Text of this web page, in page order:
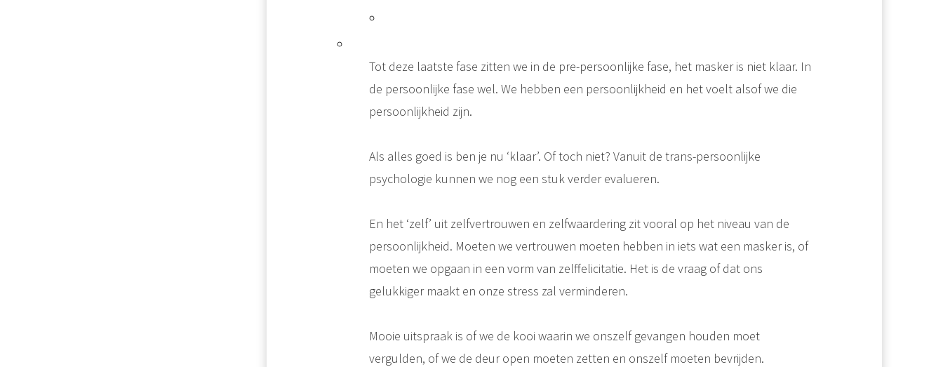
Tot deze laatste fase zitten we in de pre-persoonlijke fase, het masker is niet klaar. In
de persoonlijke fase wel. We hebben een persoonlijkheid en het voelt alsof we die
persoonlijkheid zijn.
Als alles goed is ben je nu ‘klaar’. Of toch niet? Vanuit de trans-persoonlijke
psychologie kunnen we nog een stuk verder evalueren.
En het ‘zelf’ uit zelfvertrouwen en zelfwaardering zit vooral op het niveau van de
persoonlijkheid. Moeten we vertrouwen moeten hebben in iets wat een masker is, of
moeten we opgaan in een vorm van zelffelicitatie. Het is de vraag of dat ons
gelukkiger maakt en onze stress zal verminderen.
Mooie uitspraak is of we de kooi waarin we onszelf gevangen houden moet
vergulden, of we de deur open moeten zetten en onszelf moeten bevrijden.